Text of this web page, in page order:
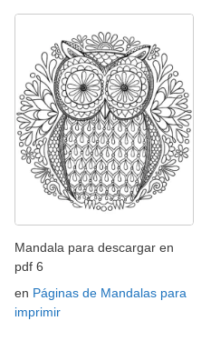
Mandala para descargar en
pdf 6
en Páginas de Mandalas para
imprimir